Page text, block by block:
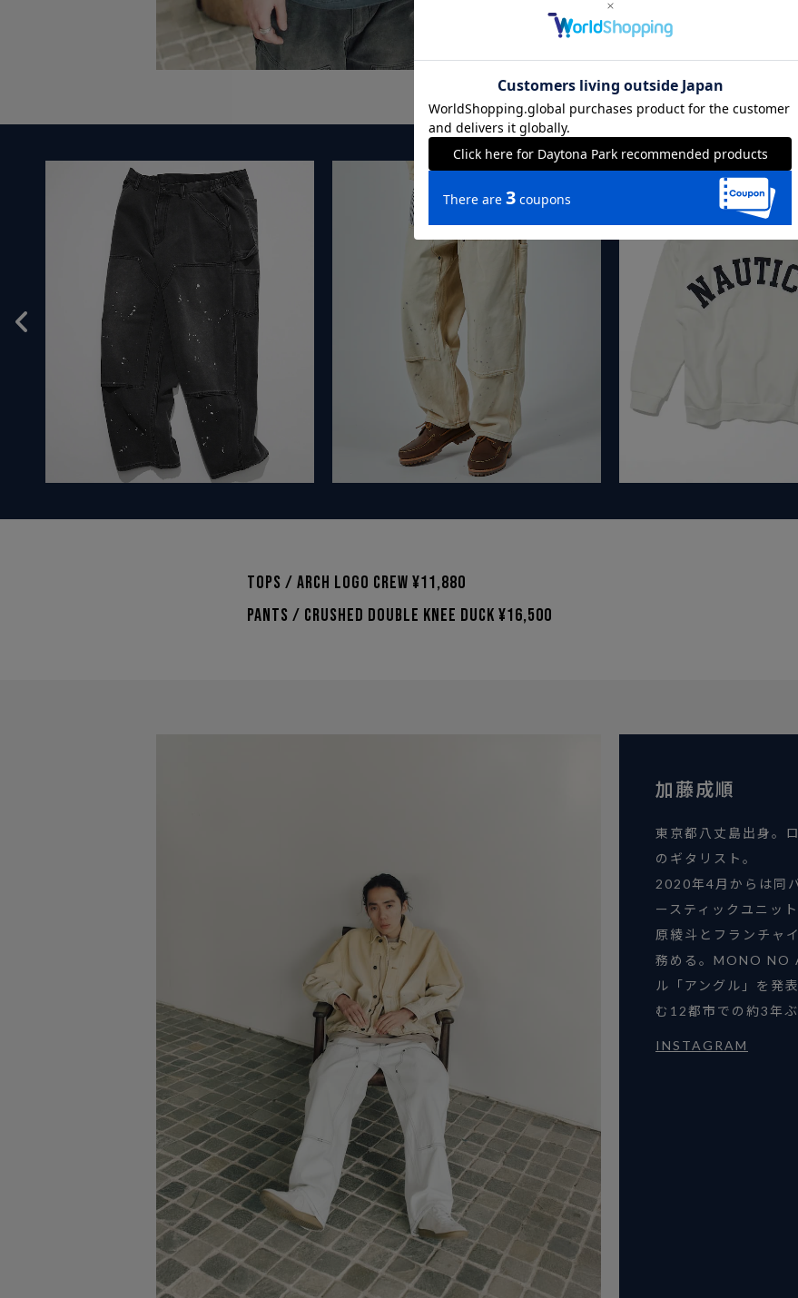
TOPS / Arch Logo Crew ¥11,880
PANTS / Crushed Double Knee Duck ¥16,500
加藤成順
東京都八丈島出身。
のギタリスト。
2020年4月からは同
ースティックユニッ
原綾斗とフランチャ
務める。MONO NO
ル「アングル」を発
む12都市での約3年
INSTAGRAM